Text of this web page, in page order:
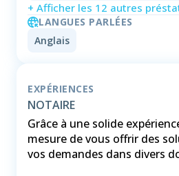
+ Afficher les 12 autres
LANGUES PARLÉES
Anglais
EXPÉRIENCES
NOTAIRE
Grâce à une solide
mesure de vous offrir des
vos demandes dans divers